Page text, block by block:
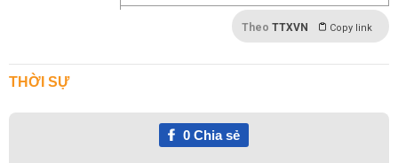
Theo TTXVN Copy link
THỜI SỰ
0Chia sẻ